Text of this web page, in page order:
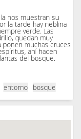
nos muestran su
la tarde hay neblina
verde. Las
quedan muy
ponen muchas cruces
ahí hacen
del bosque.
entorno bosque